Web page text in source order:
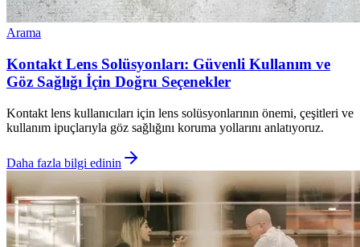
Arama
Kontakt Lens Solüsyonları: Güvenli Kullanım ve
Göz Sağlığı İçin Doğru Seçenekler
Kontakt lens kullanıcıları için lens solüsyonlarının önemi, çeşitleri ve
kullanım ipuçlarıyla göz sağlığını koruma yollarını anlatıyoruz.
Daha fazla bilgi edinin